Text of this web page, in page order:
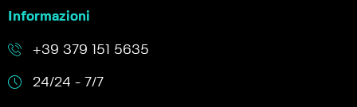
Informazioni
+39 379 151 5635
24/24 - 7/7